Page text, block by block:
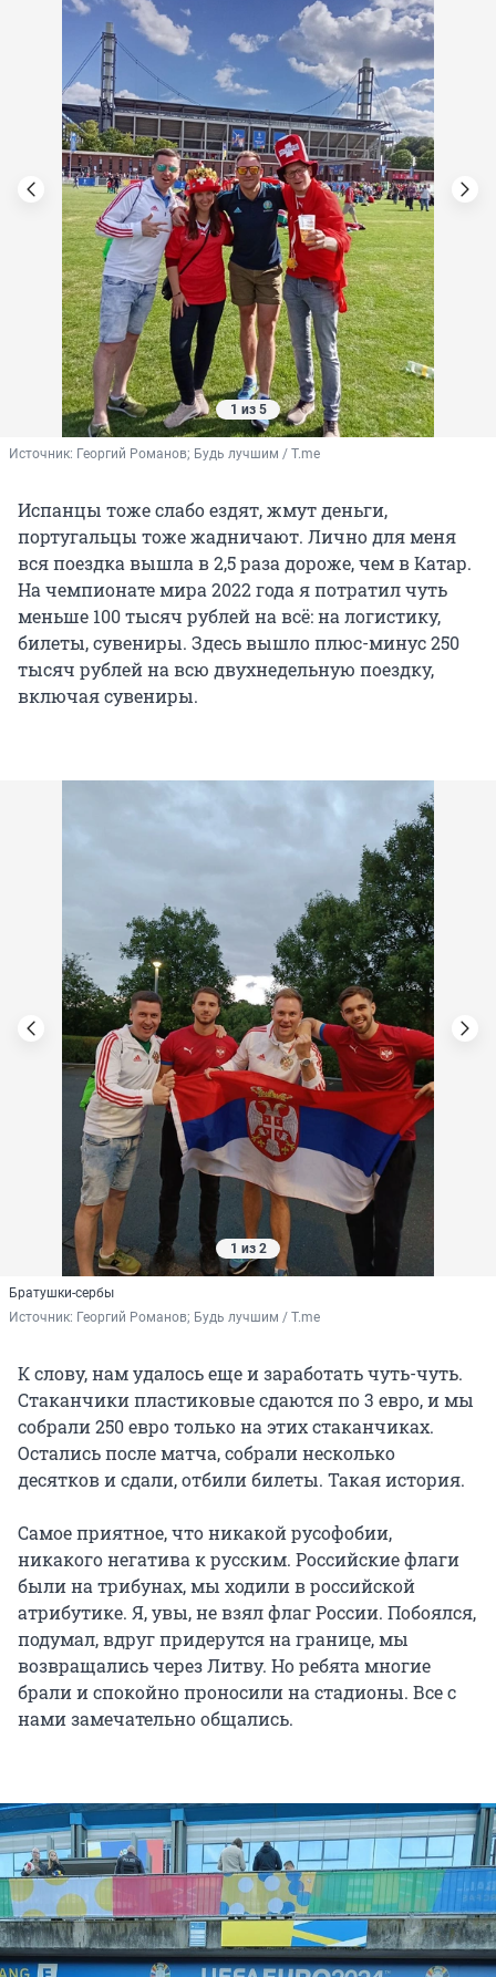
1 из 5
Источник: Георгий Романов; Будь лучшим / T.me
Испанцы тоже слабо ездят, жмут деньги,
португальцы тоже жадничают. Лично для меня
вся поездка вышла в 2,5 раза дороже, чем в Катар.
На чемпионате мира 2022 года я потратил чуть
меньше 100 тысяч рублей на всё: на логистику,
билеты, сувениры. Здесь вышло плюс-минус 250
тысяч рублей на всю двухнедельную поездку,
включая сувениры.
1 из 2
Братушки-сербы
Источник: Георгий Романов; Будь лучшим / T.me
К слову, нам удалось еще и заработать чуть-чуть.
Стаканчики пластиковые сдаются по 3 евро, и мы
собрали 250 евро только на этих стаканчиках.
Остались после матча, собрали несколько
десятков и сдали, отбили билеты. Такая история.
Самое приятное, что никакой русофобии,
никакого негатива к русским. Российские флаги
были на трибунах, мы ходили в российской
атрибутике. Я, увы, не взял флаг России. Побоялся,
подумал, вдруг придерутся на границе, мы
возвращались через Литву. Но ребята многие
брали и спокойно проносили на стадионы. Все с
нами замечательно общались.